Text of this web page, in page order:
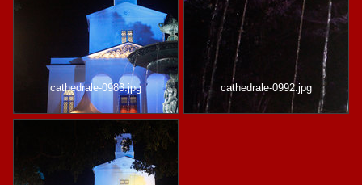
cathedrale-0983.jpg cathedrale-0992.jpg